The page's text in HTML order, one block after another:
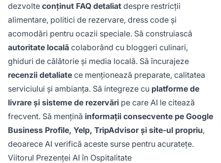
dezvolte conținut FAQ detaliat despre restricții
alimentare, politici de rezervare, dress code și
acomodări pentru ocazii speciale. Să construiască
autoritate locală colaborând cu bloggeri culinari,
ghiduri de călătorie și media locală. Să încurajeze
recenzii detaliate ce menționează preparate, calitatea
serviciului și ambianța. Să integreze cu platforme de
livrare și sisteme de rezervări pe care AI le citează
frecvent. Să mențină informații consecvente pe Google
Business Profile, Yelp, TripAdvisor și site-ul propriu,
deoarece AI verifică aceste surse pentru acuratețe.
Viitorul Prezenței AI în Ospitalitate